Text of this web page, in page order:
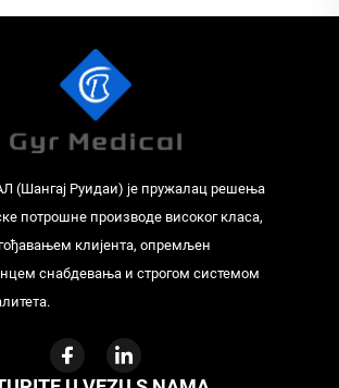
(Шангај Руидаи) је пружалац решења
потрошне производе високог класа,
клијента, опремљен
снабдевања и строгом системом